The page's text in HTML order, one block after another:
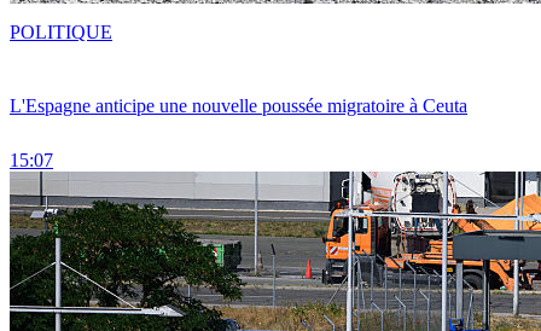
L'Espagne anticipe une nouvelle poussée migratoire à Ceuta
15:07
POLITIQUE